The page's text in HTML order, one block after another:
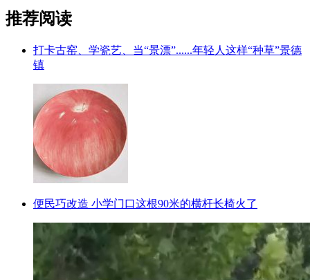
推荐阅读
打卡古窑、学瓷艺、当“景漂”......年轻人这样“种草”景德
镇
便民巧改造 小学门口这根90米的横杆长椅火了